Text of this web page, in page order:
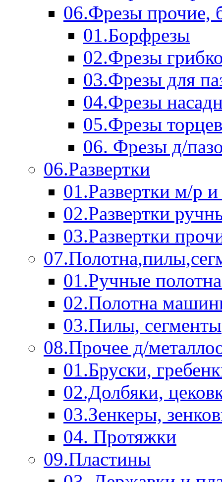
06.Фрезы прочие,
01.Борфрезы
02.Фрезы
03.Фрезы для
04.Фрезы
05.Фрезы
06. Фрезы д/
06.Развертки
01.Развертки м/р
02.Развертки
03.Развертки
01.Ручные
02.Полотна
03.Пилы, сегменты
08.Прочее д/
01.Бруски,
02.Долбяки,
03.Зенкеры,
04. Протяжки
09.Пластины